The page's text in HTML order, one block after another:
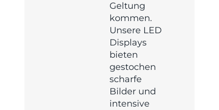
Geltung
kommen.
Unsere LED
Displays
bieten
gestochen
scharfe
Bilder und
intensive